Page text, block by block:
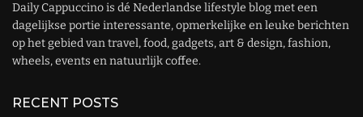
Daily Cappuccino is dé Nederlandse lifestyle blog met een
dagelijkse portie interessante, opmerkelijke en leuke berichten
op het gebied van travel, food, gadgets, art & design, fashion,
wheels, events en natuurlijk coffee.
RECENT POSTS